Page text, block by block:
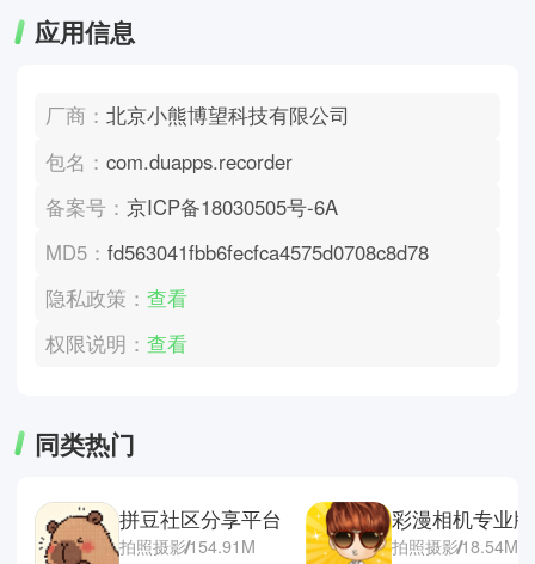
应用信息
厂商：北京小熊博望科技有限公司
包名：com.duapps.recorder
备案号： 京ICP备18030505号-6A
MD5：fd563041fbb6fecfca4575d0708c8d78
隐私政策：查看
权限说明：查看
同类热门
拼豆社区分享平台
拍照摄影154.91M
彩漫相机专业版
拍照摄影18.54M